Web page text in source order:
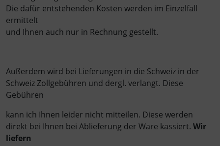
Die dafür entstehenden Kosten werden im Einzelfall
ermittelt
und Ihnen auch nur in Rechnung gestellt.
Außerdem wird bei Lieferungen in die Schweiz in der
Schweiz Zollgebühren und dergl. verlangt. Diese
Gebühren
kann ich Ihnen leider nicht mitteilen. Diese werden
direkt bei Ihnen bei Ablieferung der Ware kassiert. Wir
liefern